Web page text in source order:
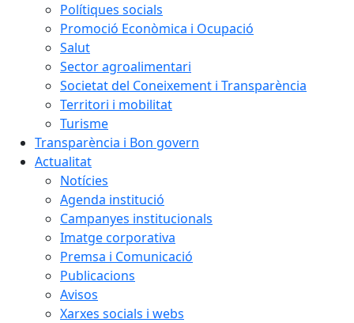
Polítiques socials
Promoció Econòmica i Ocupació
Salut
Sector agroalimentari
Societat del Coneixement i Transparència
Territori i mobilitat
Turisme
Transparència i Bon govern
Actualitat
Notícies
Agenda institució
Campanyes institucionals
Imatge corporativa
Premsa i Comunicació
Publicacions
Avisos
Xarxes socials i webs